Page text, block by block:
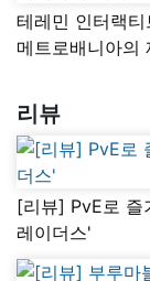
테레민 인터랙
메트로배니아의
리뷰
[리뷰] PvE로 즐
레이더스'